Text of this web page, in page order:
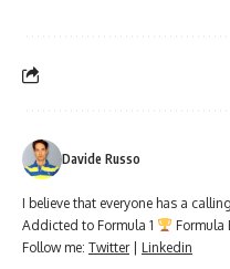
Davide Russo
I believe that everyone has a
Addicted to Formula 1
Formula
Follow me: Twitter| Linkedin